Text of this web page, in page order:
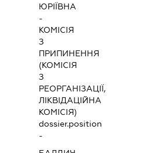
ЮРІЇВНА
-
КОМІСІЯ
З
ПРИПИНЕННЯ
(КОМІСІЯ
З
РЕОРГАНІЗАЦІЇ,
ЛІКВІДАЦІЙНА
КОМІСІЯ)
dossier.position
-